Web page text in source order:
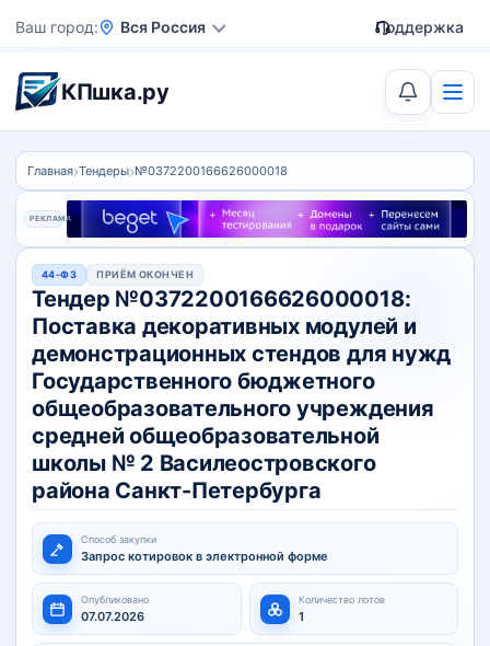
Ваш город Вся Россия Поддержка
КПшка.ру
Главная›Тендеры›№0372200166626000018
РЕКЛАМА
44-ФЗ ПРИЁМ ОКОНЧЕН
Тендер №0372200166626000018:
Поставка декоративных модулей и
демонстрационных стендов для нужд
Государственного бюджетного
общеобразовательного учреждения
средней общеобразовательной
школы № 2 Василеостровского
района Санкт-Петербурга
Способ закупки
Запрос котировок в электронной форме
Опубликовано
07.07.2026
Количество лотов
1